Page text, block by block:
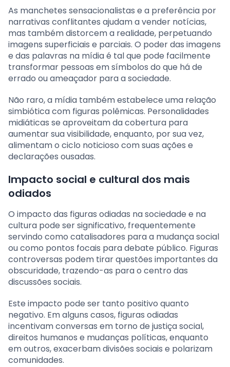
As manchetes sensacionalistas e a preferência por
narrativas conflitantes ajudam a vender notícias,
mas também distorcem a realidade, perpetuando
imagens superficiais e parciais. O poder das imagens
e das palavras na mídia é tal que pode facilmente
transformar pessoas em símbolos do que há de
errado ou ameaçador para a sociedade.
Não raro, a mídia também estabelece uma relação
simbiótica com figuras polêmicas. Personalidades
midiáticas se aproveitam da cobertura para
aumentar sua visibilidade, enquanto, por sua vez,
alimentam o ciclo noticioso com suas ações e
declarações ousadas.
Impacto social e cultural dos mais
odiados
O impacto das figuras odiadas na sociedade e na
cultura pode ser significativo, frequentemente
servindo como catalisadores para a mudança social
ou como pontos focais para debate público. Figuras
controversas podem tirar questões importantes da
obscuridade, trazendo-as para o centro das
discussões sociais.
Este impacto pode ser tanto positivo quanto
negativo. Em alguns casos, figuras odiadas
incentivam conversas em torno de justiça social,
direitos humanos e mudanças políticas, enquanto
em outros, exacerbam divisões sociais e polarizam
comunidades.